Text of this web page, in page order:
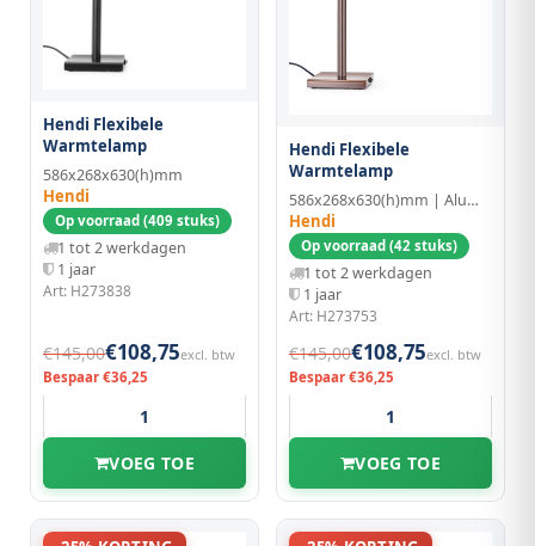
Hendi Flexibele
Warmtelamp
586x268x630(h)mm
Hendi
Op voorraad (409 stuks)
1 tot 2 werkdagen
1 jaar
Art: H273838
€145,00€108,75excl. btw
Bespaar €36,25
VOEG TOE
Hendi Flexibele
Warmtelamp
586x268x630(h)mm | Aluminium/Koper
Hendi
Op voorraad (42 stuks)
1 tot 2 werkdagen
1 jaar
Art: H273753
€145,00€108,75excl. btw
Bespaar €36,25
VOEG TOE